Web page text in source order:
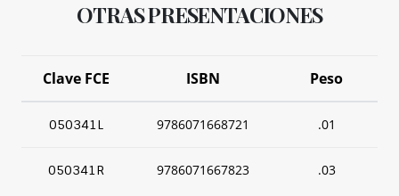
OTRAS PRESENTACIONES
Clave FCE ISBN Peso
050341L 9786071668721 .01
050341R 9786071667823 .03